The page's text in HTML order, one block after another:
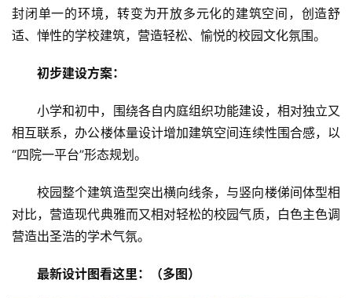
封闭单一的环境，转变为开放多元化的建筑空间，创造舒
适、惮性的学校建筑，营造轻松、愉悦的校园文化氛围。
初步建设方案：
小学和初中，围绕各自内庭组织功能建设，相对独立又
相互联系，办公楼体量设计增加建筑空间连续性围合感，以
“四院一平台”形态规划。
校园整个建筑造型突出横向线条，与竖向楼俤间体型相
对比，营造现代典雅而又相对轻松的校园气质，白色主色调
营造出圣浩的学术气氛。
最新设计图看这里：（多图）